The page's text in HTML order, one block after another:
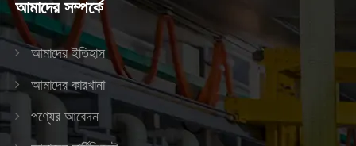
আমাদের সম্পর্কে
আমাদের ইতিহাস
আমাদের কারখানা
পণ্যের আবেদন